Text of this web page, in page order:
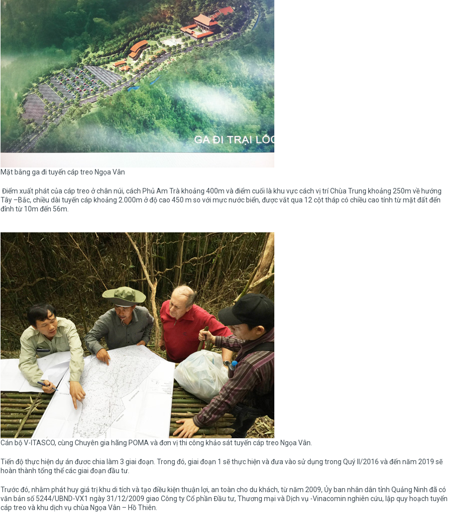
Mặt bằng ga đi tuyến cáp treo Ngọa Vân
Điểm xuất phát của cáp treo ở chân núi, cách Phủ Am Trà khoảng 400m và điểm cuối là khu vực cách vị trí Chùa Trung khoảng 250m về hướng
Tây –Bắc, chiều dài tuyến cáp khoảng 2.000m ở độ cao 450 m so với mực nước biển, được vắt qua 12 cột tháp có chiều cao tính từ mặt đất đến
đỉnh từ 10m đến 56m.
Cán bộ V-ITASCO, cùng Chuyên gia hãng POMA và đơn vị thi công khảo sát tuyến cáp treo Ngọa Vân.
Tiến độ thực hiện dự án đươc chia làm 3 giai đoạn. Trong đó, giai đoạn 1 sẽ thực hiện và đưa vào sử dụng trong Quý II/2016 và đến năm 2019 sẽ
hoàn thành tổng thể các giai đoạn đầu tư.
Trước đó, nhằm phát huy giá trị khu di tích và tạo điều kiện thuận lợi, an toàn cho du khách, từ năm 2009, Ủy ban nhân dân tỉnh Quảng Ninh đã có
văn bản số 5244/UBND-VX1 ngày 31/12/2009 giao Công ty Cổ phần Đầu tư, Thương mại và Dịch vụ -Vinacomin nghiên cứu, lập quy hoạch tuyến
cáp treo và khu dịch vụ chùa Ngọa Vân – Hồ Thiên.